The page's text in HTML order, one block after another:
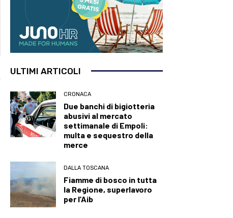
ULTIMI ARTICOLI
CRONACA
Due banchi di bigiotteria
abusivi al mercato
settimanale di Empoli:
multa e sequestro della
merce
DALLA TOSCANA
Fiamme di bosco in tutta
la Regione, superlavoro
per l’Aib